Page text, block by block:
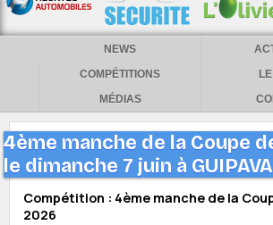
NEWS
COMPÉTITIONS
MÉDIAS
4ème manche de la Coupe
le dimanche 7 juin à
Compétition : 4ème manche de la
2026